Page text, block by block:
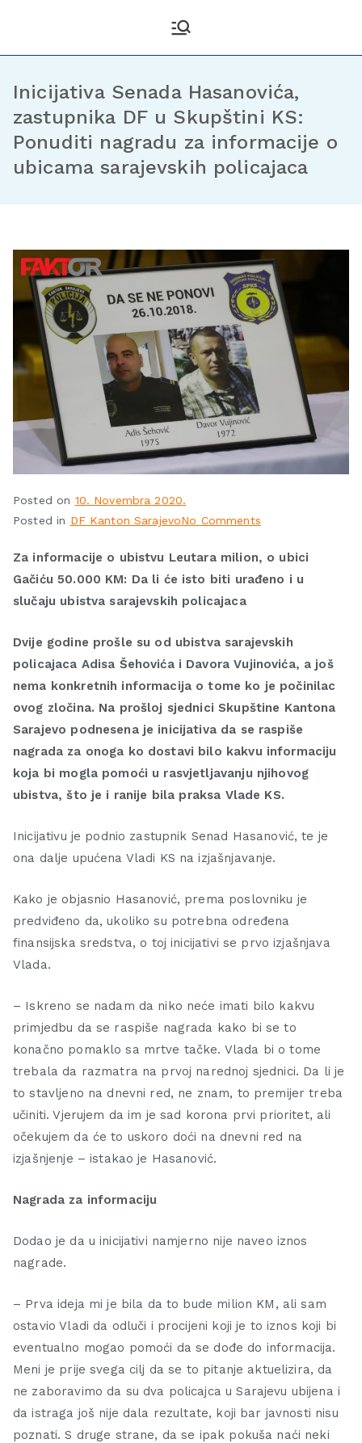
Inicijativa Senada Hasanovića,
zastupnika DF u Skupštini KS:
Ponuditi nagradu za informacije o
ubicama sarajevskih policajaca
Posted on 10. Novembra 2020.
Posted in DF Kanton SarajevoNo Comments
Za informacije o ubistvu Leutara milion, o ubici
Gačiću 50.000 KM: Da li će isto biti urađeno i u
slučaju ubistva sarajevskih policajaca
Dvije godine prošle su od ubistva sarajevskih
policajaca Adisa Šehovića i Davora Vujinovića, a još
nema konkretnih informacija o tome ko je počinilac
ovog zločina. Na prošloj sjednici Skupštine Kantona
Sarajevo podnesena je inicijativa da se raspiše
nagrada za onoga ko dostavi bilo kakvu informaciju
koja bi mogla pomoći u rasvjetljavanju njihovog
ubistva, što je i ranije bila praksa Vlade KS.
Inicijativu je podnio zastupnik Senad Hasanović, te je
ona dalje upućena Vladi KS na izjašnjavanje.
Kako je objasnio Hasanović, prema poslovniku je
predviđeno da, ukoliko su potrebna određena
finansijska sredstva, o toj inicijativi se prvo izjašnjava
Vlada.
– Iskreno se nadam da niko neće imati bilo kakvu
primjedbu da se raspiše nagrada kako bi se to
konačno pomaklo sa mrtve tačke. Vlada bi o tome
trebala da razmatra na prvoj narednoj sjednici. Da li je
to stavljeno na dnevni red, ne znam, to premijer treba
učiniti. Vjerujem da im je sad korona prvi prioritet, ali
očekujem da će to uskoro doći na dnevni red na
izjašnjenje – istakao je Hasanović.
Nagrada za informaciju
Dodao je da u inicijativi namjerno nije naveo iznos
nagrade.
– Prva ideja mi je bila da to bude milion KM, ali sam
ostavio Vladi da odluči i procijeni koji je to iznos koji bi
eventualno mogao pomoći da se dođe do informacija.
Meni je prije svega cilj da se to pitanje aktuelizira, da
ne zaboravimo da su dva policajca u Sarajevu ubijena i
da istraga još nije dala rezultate, koji bar javnosti nisu
poznati. S druge strane, da se ipak pokuša naći neki